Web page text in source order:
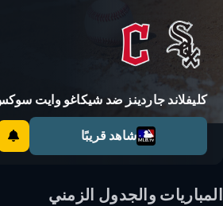
كليفلاند جاردينز ضد شيكاغو وايت سوكس
شاهد قريبًا
والجدول الزمني